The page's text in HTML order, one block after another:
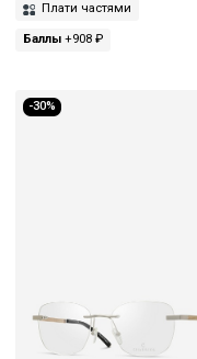
Плати частями
Баллы +908 ₽
-30%